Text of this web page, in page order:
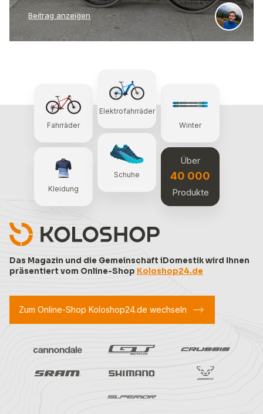
Beitrag anzeigen
Das Magazin und die Gemeinschaft iDomestik wird Ihnen
präsentiert vom Online-Shop Koloshop24.de
Fahrräder
Elektrofahrräder
Winter
Kleidung
Schuhe
Über
40 000
Produkte
Zum Online-Shop Koloshop24.de wechseln